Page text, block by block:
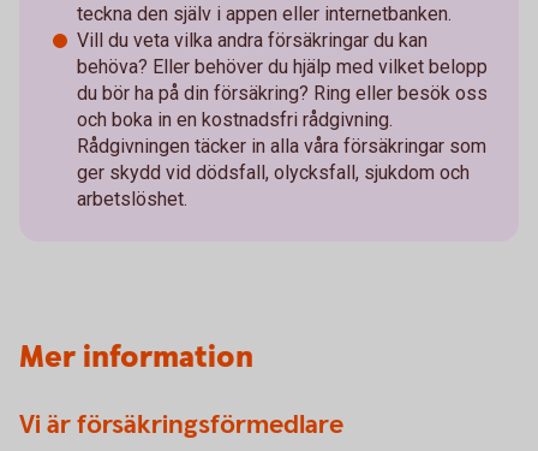
teckna den själv i appen eller internetbanken.
Vill du veta vilka andra försäkringar du kan
behöva? Eller behöver du hjälp med vilket belopp
du bör ha på din försäkring? Ring eller besök oss
och boka in en kostnadsfri rådgivning.
Rådgivningen täcker in alla våra försäkringar som
ger skydd vid dödsfall, olycksfall, sjukdom och
arbetslöshet.
Mer information
Vi är försäkringsförmedlare